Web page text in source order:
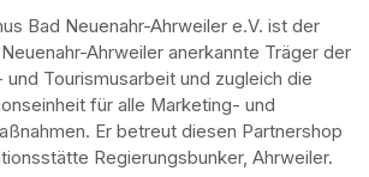
Bad Neuenahr-Ahrweiler e.V. ist der
Ahrweiler anerkannte Träger der
und Tourismusarbeit und zugleich die
für alle Marketing- und
Er betreut diesen Partnershop
Regierungsbunker, Ahrweiler.